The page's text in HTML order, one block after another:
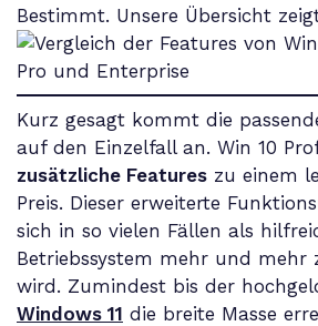
Bestimmt. Unsere Übersicht
Kurz gesagt kommt die
auf den Einzelfall an. Win 10
zusätzliche Features zu einem
Preis. Dieser erweiterte
sich in so vielen Fällen als
Betriebssystem mehr und mehr
wird. Zumindest bis der
Windows 11 die breite Masse